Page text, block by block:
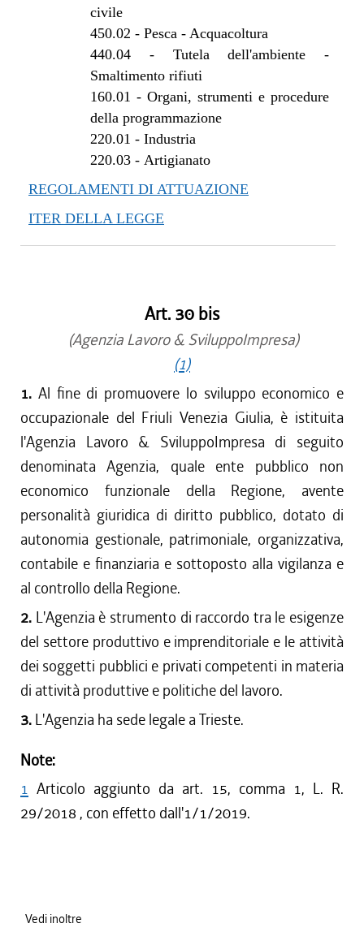
dal 01/01/2011 al 06/04/2011
dal 28/10/2010 al 31/12/2010
dal 22/07/2010 al 27/10/2010
dal 24/06/2010 al 21/07/2010
dal 01/01/2010 al 23/06/2010
dal 30/07/2009 al 31/12/2009
dal 11/06/2009 al 29/07/2009
civile
450.02 - Pesca - Acquacoltura
440.04- Tutela dell'ambiente -
Smaltimento rifiuti
160.01 - Organi, strumenti e procedure
della programmazione
220.01 - Industria
220.03- Artigianato
REGOLAMENTI DI ATTUAZIONE
ITER DELLA LEGGE
Art. 30 bis
(Agenzia Lavoro & SviluppoImpresa)
(1)
1. Al fine di promuovere lo sviluppo economico e
occupazionale del Friuli Venezia Giulia, è istituita
l'Agenzia Lavoro & SviluppoImpresa di seguito
denominata Agenzia, quale ente pubblico non
economico funzionale della Regione, avente
personalità giuridica di diritto pubblico, dotato di
autonomia gestionale, patrimoniale, organizzativa,
contabile e finanziaria e sottoposto alla vigilanza e
al controllo della Regione.
2. L'Agenzia è strumento di raccordo tra le esigenze
del settore produttivo e imprenditoriale e le attività
dei soggetti pubblici e privati competenti in materia
di attività produttive e politiche del lavoro.
3. L'Agenzia ha sede legale a Trieste.
Note:
1 Articolo aggiunto da art. 15, comma 1, L. R.
29/2018 , con effetto dall'1/1/2019.
Vedi inoltre